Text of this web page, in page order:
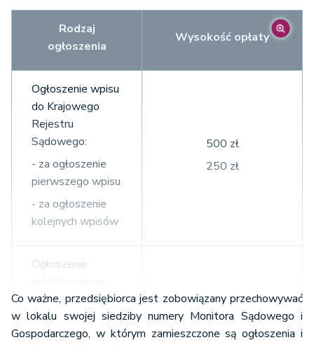
Rodzaj
ogłoszenia
Wysokość opłaty
Ogłoszenie wpisu
do Krajowego
Rejestru
Sądowego:
- za ogłoszenie
pierwszego wpisu
- za ogłoszenie
kolejnych wpisów
500 zł
250 zł
Ogłoszenie
toku
postępowania
sądowego, inne
500 zł
Co ważne, przedsiębiorca jest zobowiązany przechowywać
w lokalu swojej siedziby numery Monitora Sądowego i
Gospodarczego, w którym zamieszczone są ogłoszenia i